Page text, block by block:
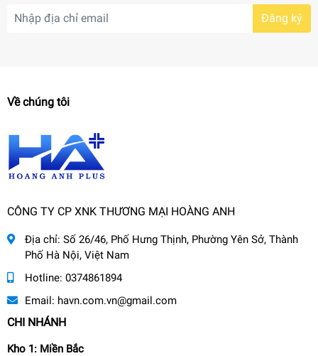
Đăng ký
Về chúng tôi
CÔNG TY CP XNK THƯƠNG MẠI HOÀNG ANH
Địa chỉ: Số 26/46, Phố Hưng Thịnh, Phường Yên Sở, Thành
Phố Hà Nội, Việt Nam
Hotline: 0374861894
Email: havn.com.vn@gmail.com
CHI NHÁNH
Kho 1: Miền Bắc